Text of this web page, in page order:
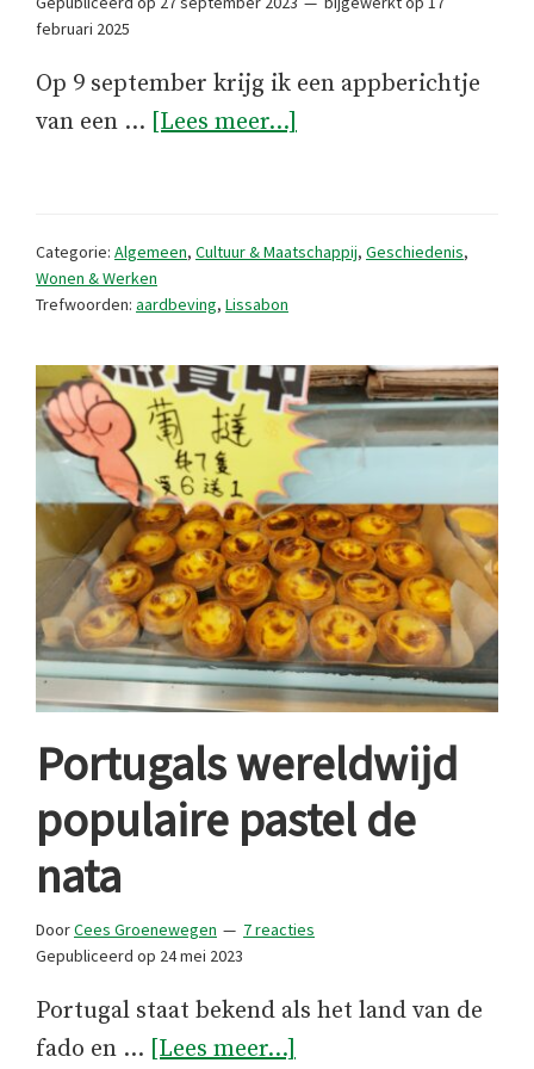
februari 2025
Op 9 september krijg ik een appberichtje
van een … [Lees meer...]
Categorie: Algemeen, Cultuur & Maatschappij, Geschiedenis,
Wonen & Werken
Trefwoorden: aardbeving, Lissabon
Portugals wereldwijd
populaire pastel de
nata
DoorCees Groenewegen
7 reacties
Gepubliceerd op 24 mei 2023
Portugal staat bekend als het land van de
fado en … [Lees meer...]